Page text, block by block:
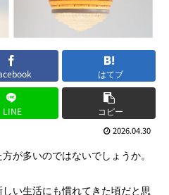
はてブ
LINE コピー
2026.04.30
が多いのではないでしょうか。
い生活にも慣れてきた頃だと思